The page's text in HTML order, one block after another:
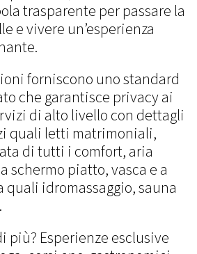
trasparente per passare la
e vivere un’esperienza
forniscono uno standard
che garantisce privacy ai
di alto livello con dettagli
quali letti matrimoniali,
di tutti i comfort, aria
schermo piatto, vasca e a
quali idromassaggio, sauna
più? Esperienze esclusive